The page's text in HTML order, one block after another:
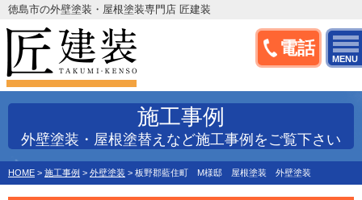
電話
MENU
徳島市の外壁塗装・屋根塗装専門店 匠建装
施工事例
外壁塗装・屋根塗替えなど施工事例をご覧下さい
HOME > 施工事例 > 外壁塗装 > 板野郡藍住町 M様邸 屋根塗装 外壁塗装